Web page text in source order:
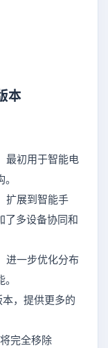
本
最初用于智能电
扩展到智能手
了多设备协同和
进一步优化分布
，提供更多的
完全移除